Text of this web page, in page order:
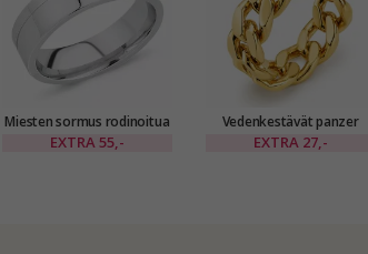
Miesten sormus rodinoitua
hopeaa
EXTRA55,-
Vedenkestävät panzer
sormus kullattu teräs
EXTRA 27,-